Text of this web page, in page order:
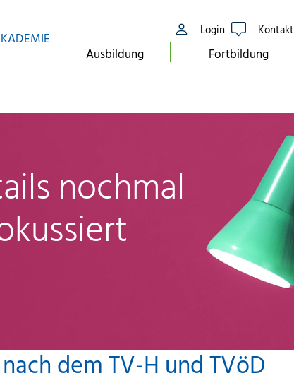
Login Kontakt
Ausbildung Fortbildung
nochmal
dem TV-H und TVöD